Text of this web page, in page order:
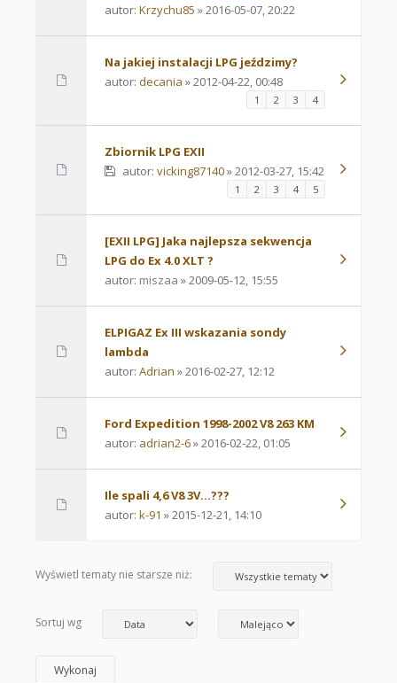
autor: Krzychu85 » 2016-05-07, 20:22
Na jakiej instalacji LPG jeździmy?
autor: decania » 2012-04-22, 00:48
1 2 3 4
Zbiornik LPG EXII
autor: vicking87140» 2012-03-27, 15:42
1 2 3 4 5
[EXII LPG] Jaka najlepsza sekwencja
LPG do Ex 4.0 XLT ?
autor: miszaa » 2009-05-12, 15:55
ELPIGAZ Ex III wskazania sondy
lambda
autor: Adrian » 2016-02-27, 12:12
Ford Expedition 1998-2002 V8 263 KM
autor: adrian2-6» 2016-02-22, 01:05
Ile spali 4,6 V8 3V...???
autor: k-91 » 2015-12-21, 14:10
Wyświetl tematy nie starsze niż:
Sortuj wg